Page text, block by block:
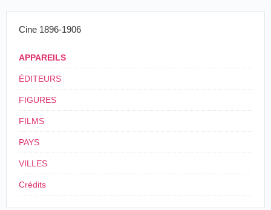
Cine 1896-1906
APPAREILS
ÉDITEURS
FIGURES
FILMS
PAYS
VILLES
Crédits